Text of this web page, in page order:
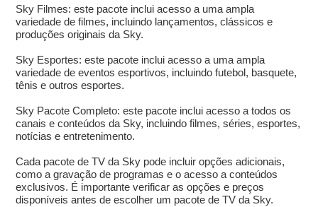
Sky Filmes: este pacote inclui acesso a uma ampla
variedade de filmes, incluindo lançamentos, clássicos e
produções originais da Sky.
Sky Esportes: este pacote inclui acesso a uma ampla
variedade de eventos esportivos, incluindo futebol, basquete,
tênis e outros esportes.
Sky Pacote Completo: este pacote inclui acesso a todos os
canais e conteúdos da Sky, incluindo filmes, séries, esportes,
notícias e entretenimento.
Cada pacote de TV da Sky pode incluir opções adicionais,
como a gravação de programas e o acesso a conteúdos
exclusivos. É importante verificar as opções e preços
disponíveis antes de escolher um pacote de TV da Sky.